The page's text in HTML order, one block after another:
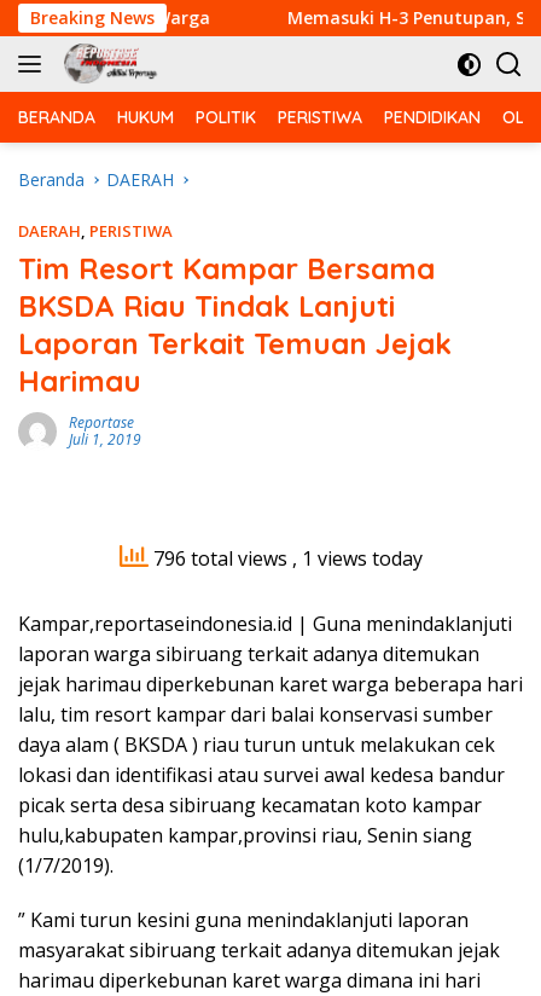
Langsung
ke
konten
Breaking News
dan Warga Memasuki H-3 Penutupan, Satgas
BERANDA HUKUM POLITIK PERISTIWA PENDIDIKAN
Beranda DAERAH
DAERAH, PERISTIWA
Tim Resort Kampar Bersama
BKSDA Riau Tindak Lanjuti
Laporan Terkait Temuan Jejak
Harimau
Reportase
Juli 1, 2019
796 total views , 1 views today
Kampar,reportaseindonesia.id | Guna menindaklanjuti
laporan warga sibiruang terkait adanya ditemukan
jejak harimau diperkebunan karet warga beberapa hari
lalu, tim resort kampar dari balai konservasi sumber
daya alam ( BKSDA ) riau turun untuk melakukan cek
lokasi dan identifikasi atau survei awal kedesa bandur
picak serta desa sibiruang kecamatan koto kampar
hulu,kabupaten kampar,provinsi riau, Senin siang
(1/7/2019).
” Kami turun kesini guna menindaklanjuti laporan
masyarakat sibiruang terkait adanya ditemukan jejak
harimau diperkebunan karet warga dimana ini hari